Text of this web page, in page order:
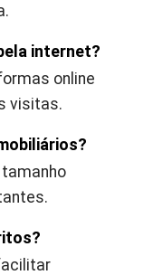
internet?
online
visitas.